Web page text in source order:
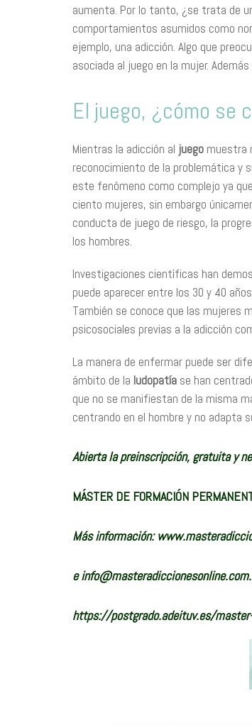
aumenta. Por lo tanto, ¿se trata de
comportamientos asumidos como
ejemplo, una adicción. Algo que
asociada al juego en la mujer.
El juego, ¿cómo se
Mientras la adicción al juego muestra
reconocimiento de la problemática y
este fenómeno como complejo ya
ciento mujeres, sin embargo
conducta de juego de riesgo, la
los hombres.
Investigaciones científicas han
puede aparecer entre los 30 y 40
También se conoce que las
psicosociales previas a la adicción
La manera de enfermar puede ser
ámbito de la ludopatía se han
que no se manifiestan de la misma
centrando en el hombre y no adapta
Abierta la preinscripción, gratuita y
MÁSTER DE FORMACIÓN
Más información:
einfo@masteradiccionesonline.com
https://postgrado.adeituv.es/